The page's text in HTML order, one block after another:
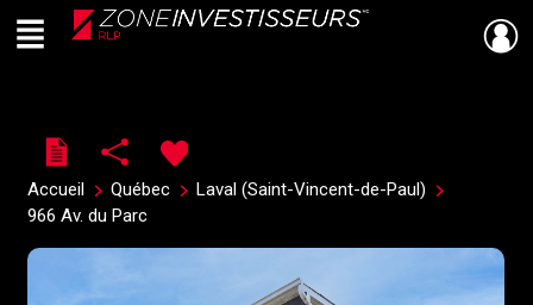
Live
En Direct
Menu
Accueil Québec
Laval (Saint-Vincent-de-Paul)
966 Av. du Parc